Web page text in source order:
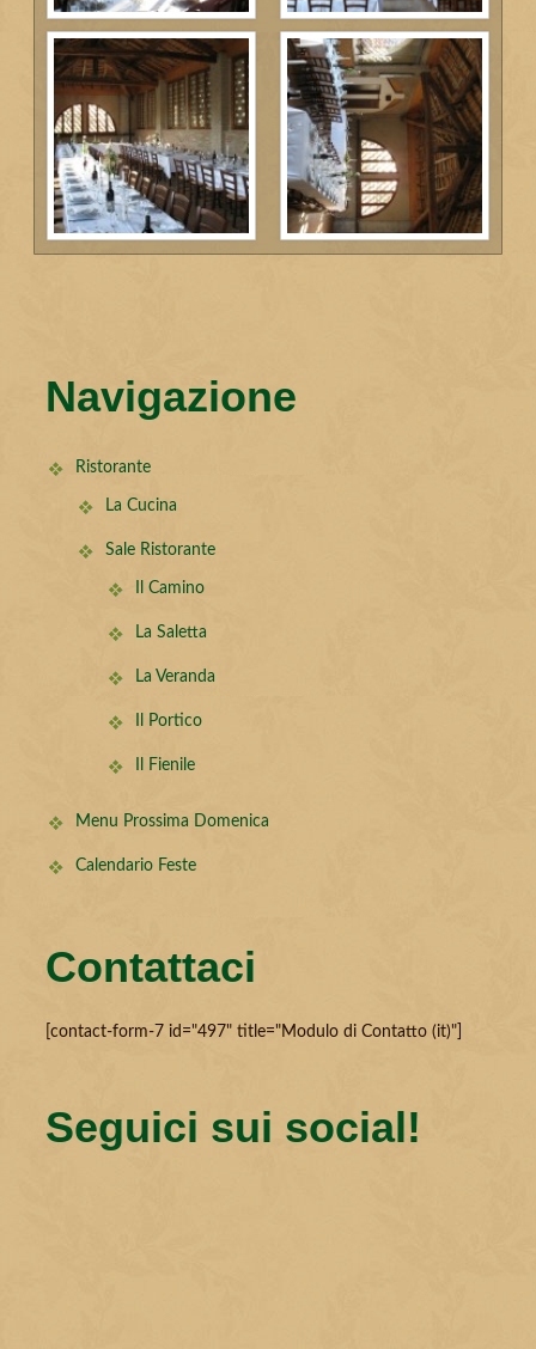
Navigazione
Ristorante
La Cucina
Sale Ristorante
Il Camino
La Saletta
La Veranda
Il Portico
Il Fienile
Menu Prossima Domenica
Calendario Feste
Contattaci
[contact-form-7 id="497" title="Modulo di Contatto (it)"]
Seguici sui social!